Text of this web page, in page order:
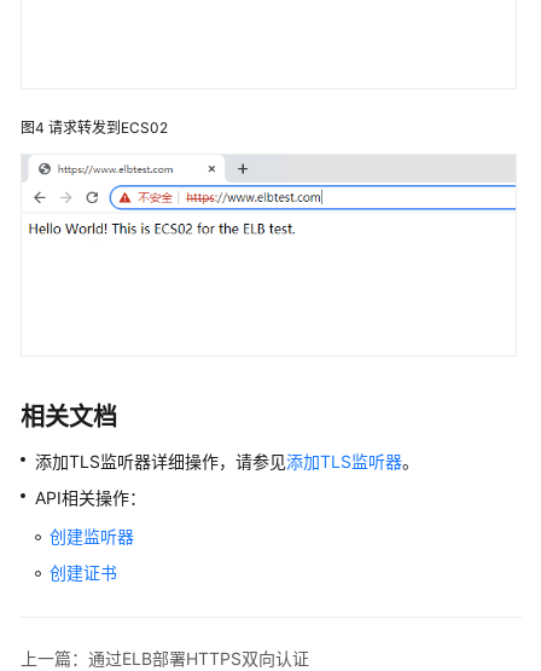
责
任
共
级
协
议
（SLA）
白
皮
源
图4 请求转发到ECS02
相关文档
添加TLS监听器详细操作，请参见添加TLS监听器。
API相关操作：
创建监听器
创建证书
上一篇：通过ELB部署HTTPS双向认证